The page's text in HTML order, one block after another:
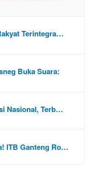
Terintegra…
Buka Suara:
Nasional, Terb…
ITB Ganteng Ro…